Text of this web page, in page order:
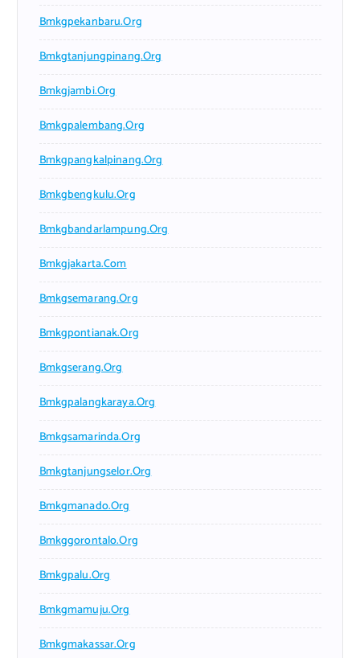
Bmkgpekanbaru.org
Bmkgtanjungpinang.org
Bmkgjambi.org
Bmkgpalembang.org
Bmkgpangkalpinang.org
Bmkgbengkulu.org
Bmkgbandarlampung.org
Bmkgjakarta.com
Bmkgsemarang.org
Bmkgpontianak.org
Bmkgserang.org
Bmkgpalangkaraya.org
Bmkgsamarinda.org
Bmkgtanjungselor.org
Bmkgmanado.org
Bmkggorontalo.org
Bmkgpalu.org
Bmkgmamuju.org
Bmkgmakassar.org